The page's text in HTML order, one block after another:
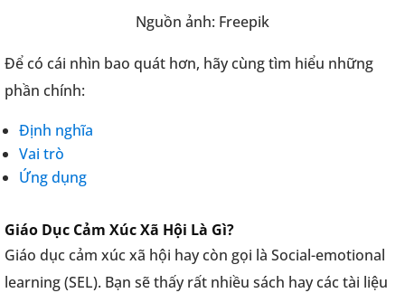
Nguồn ảnh: Freepik
Để có cái nhìn bao quát hơn, hãy cùng tìm hiểu những
phần chính:
Định nghĩa
Vai trò
Ứng dụng
Giáo Dục Cảm Xúc Xã Hội Là Gì?
Giáo dục cảm xúc xã hội hay còn gọi là Social-emotional
learning (SEL). Bạn sẽ thấy rất nhiều sách hay các tài liệu